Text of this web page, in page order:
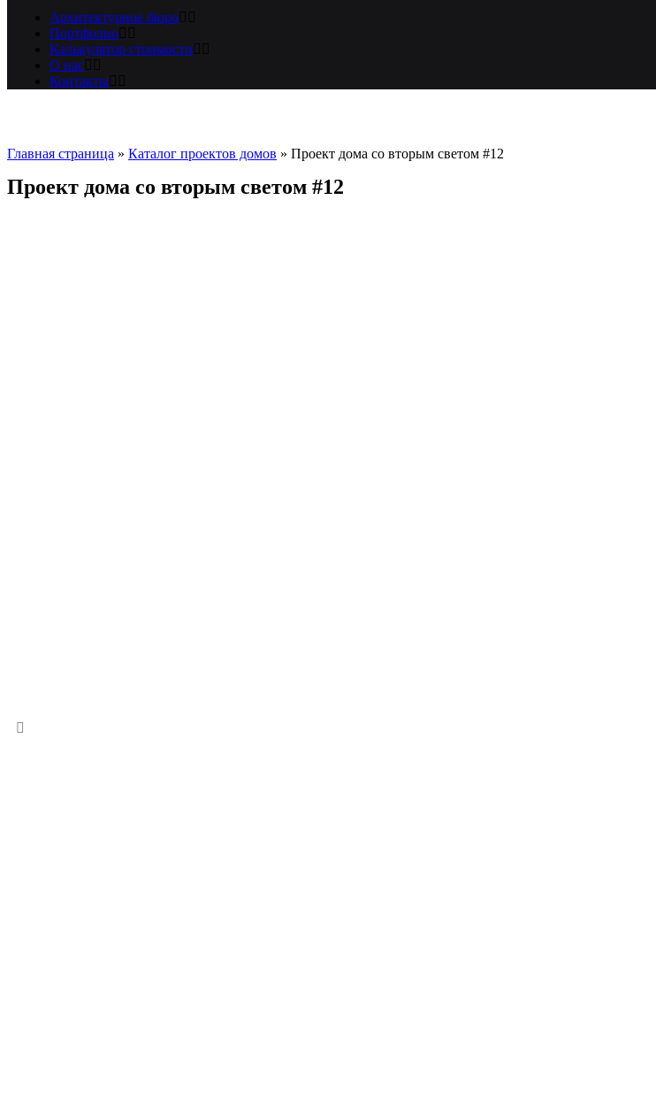
Архитектурное бюро
Портфолио
Калькулятор стоимости
О нас
Контакты
Главная страница » Каталог проектов домов » Проект дома со вторым светом #12
Проект дома со вторым светом #12